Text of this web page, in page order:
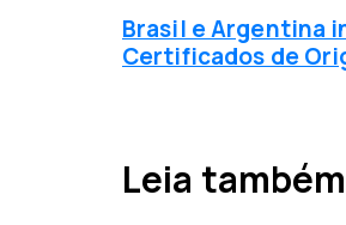
t
í
c
n
Brasil e Argentina
Certificados de
Leia